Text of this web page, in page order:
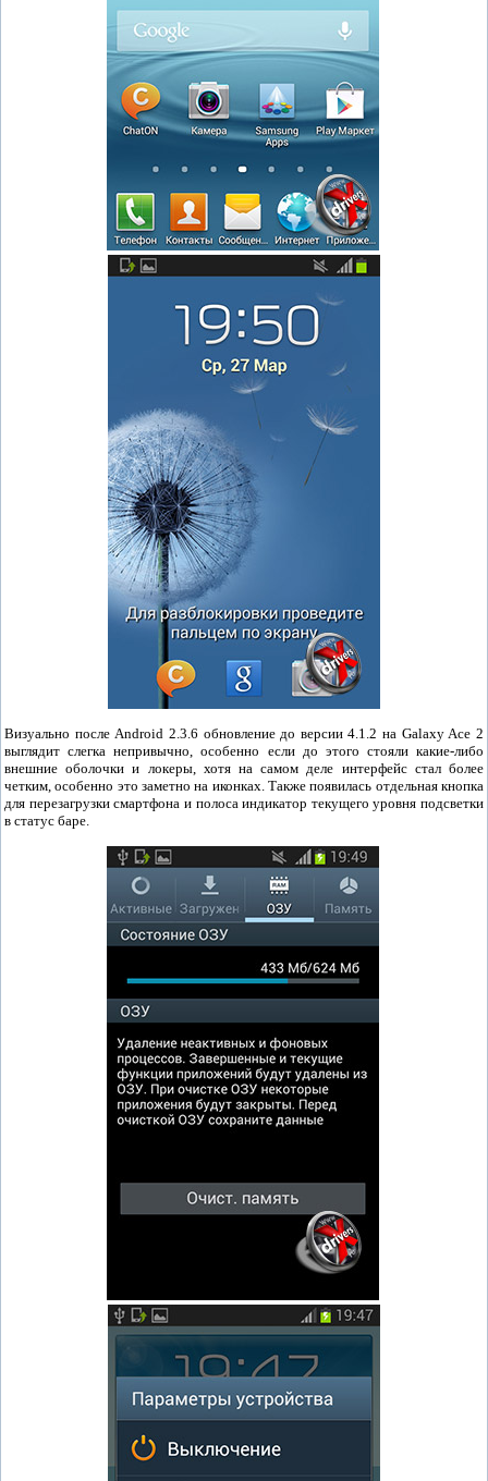
Визуально после Android 2.3.6 обновление до версии 4.1.2 на Galaxy Ace 2
выглядит слегка непривычно, особенно если до этого стояли какие-либо
внешние оболочки и локеры, хотя на самом деле интерфейс стал более
четким, особенно это заметно на иконках. Также появилась отдельная кнопка
для перезагрузки смартфона и полоса индикатор текущего уровня подсветки
в статус баре.